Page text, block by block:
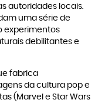
autoridades locais.
uma série de
experimentos
debilitantes e
fabrica
da cultura pop e
(Marvel e Star Wars